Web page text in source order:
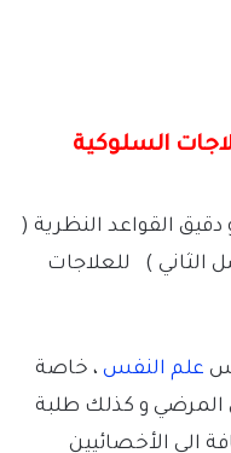
السلوكية
القواعد النظرية (
الثاني ) للعلاجات
علم النفس ، خاصة
المرضي و كذلك طلبة
الى الأخصائيين